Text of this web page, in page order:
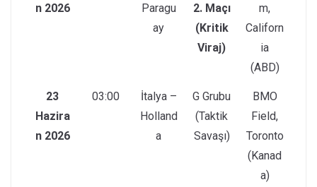
n 2026
Paragu
ay
2. Maçı
(Kritik
Viraj)
m,
Californ
ia
(ABD)
23
Hazira
n 2026
03:00
İtalya –
Holland
a
G Grubu
(Taktik
Savaşı)
BMO
Field,
Toronto
(Kanad
a)